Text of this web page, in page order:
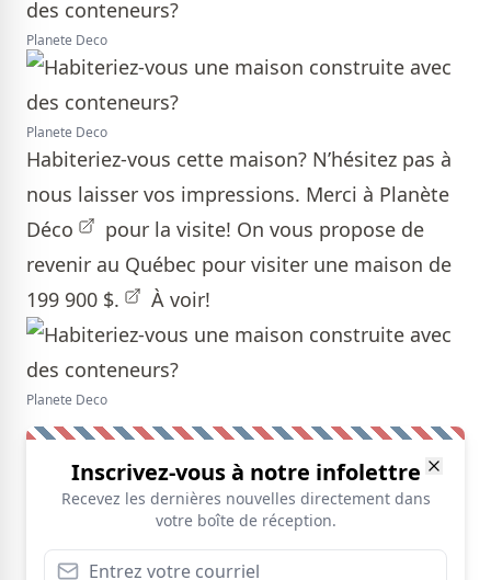
Planete Deco
Planete Deco
Habiteriez-vous cette maison? N’hésitez pas à
nous laisser vos impressions. Merci à Planète
Déco
pour la visite! On vous propose de
revenir au Québec pour visiter une maison de
199 900 $.
À voir!
Planete Deco
Inscrivez-vous à notre infolettre
Recevez les dernières nouvelles directement dans
votre boîte de réception.